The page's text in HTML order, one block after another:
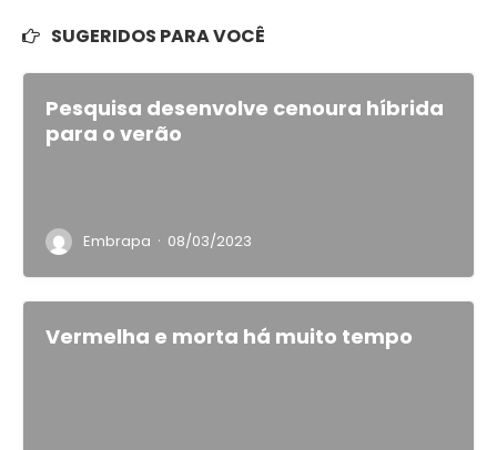
SUGERIDOS PARA VOCÊ
Pesquisa desenvolve cenoura híbrida
para o verão
Embrapa · 08/03/2023
Vermelha e morta há muito tempo